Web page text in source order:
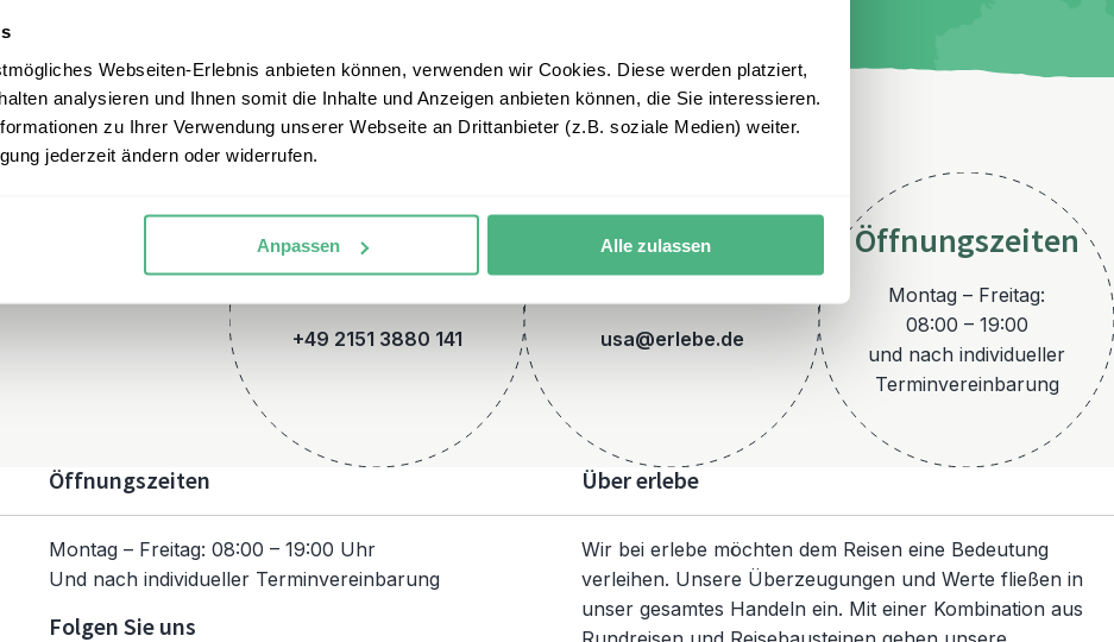
Webseiten-Erlebnis anbieten können, verwenden wir Cookies. Diese werden platziert,
analysieren und Ihnen somit die Inhalte und Anzeigen anbieten können, die Sie interessieren.
zu Ihrer Verwendung unserer Webseite an Drittanbieter (z.B. soziale Medien) weiter.
jederzeit ändern oder widerrufen.
Anpassen Alle zulassen
Telefon
+49 2151 3880 141
E-Mail
usa@erlebe.de
Öffnungszeiten
Montag – Freitag:
08:00 – 19:00
und nach individueller
Terminvereinbarung
Öffnungszeiten
Montag – Freitag: 08:00 – 19:00 Uhr
Und nach individueller Terminvereinbarung
Folgen Sie uns
Über erlebe
Wir bei erlebe möchten dem Reisen eine Bedeutung
verleihen. Unsere Überzeugungen und Werte fließen in
unser gesamtes Handeln ein. Mit einer Kombination aus